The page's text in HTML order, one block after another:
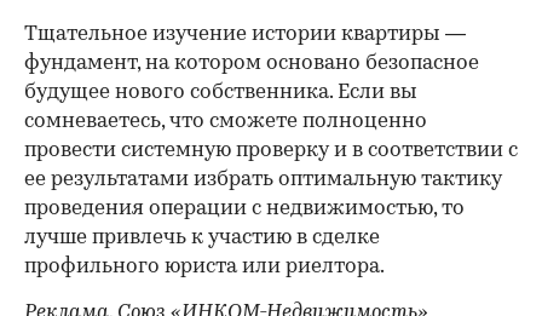
Тщательное изучение истории квартиры —
фундамент, на котором основано безопасное
будущее нового собственника. Если вы
сомневаетесь, что сможете полноценно
провести системную проверку и в соответствии с
ее результатами избрать оптимальную тактику
проведения операции с недвижимостью, то
лучше привлечь к участию в сделке
профильного юриста или риелтора.